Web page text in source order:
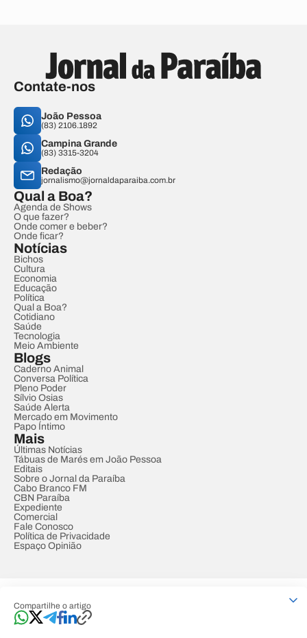
Compartilhe o artigo
Contate-nos
João Pessoa
(83) 2106.1892
Campina Grande
(83) 3315-3204
Redação
jornalismo@jornaldaparaiba.com.br
Qual a Boa?
Agenda de Shows
O que fazer?
Onde comer e beber?
Onde ficar?
Notícias
Bichos
Cultura
Economia
Educação
Política
Qual a Boa?
Cotidiano
Saúde
Tecnologia
Meio Ambiente
Blogs
Caderno Animal
Conversa Política
Pleno Poder
Sílvio Osias
Saúde Alerta
Mercado em Movimento
Papo Íntimo
Mais
Últimas Notícias
Tábuas de Marés em João Pessoa
Editais
Sobre o Jornal da Paraíba
Cabo Branco FM
CBN Paraíba
Expediente
Comercial
Fale Conosco
Política de Privacidade
Espaço Opinião
Developed by Designed by